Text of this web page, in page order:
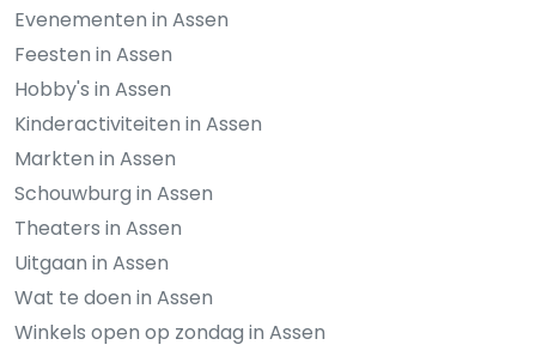
Evenementen in Assen
Feesten in Assen
Hobby's in Assen
Kinderactiviteiten in Assen
Markten in Assen
Schouwburg in Assen
Theaters in Assen
Uitgaan in Assen
Wat te doen in Assen
Winkels open op zondag in Assen